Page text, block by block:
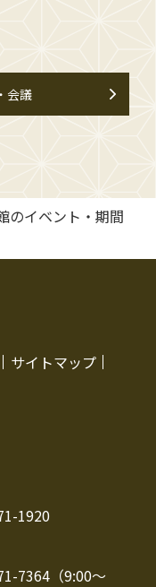
会議
のイベント・期間
サイトマップ
1920
7364（9:00～